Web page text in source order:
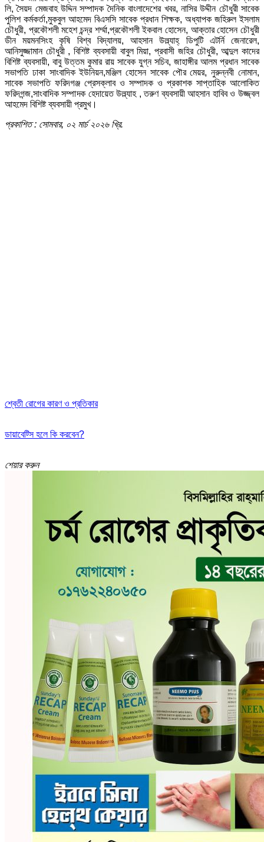
লি, সৈয়দ মেজবাহ উদ্দিন সম্পাদক দৈনিক বাংলাদেশের খবর, নাসির উদ্দীন চৌধুরী সাবেক
পুলিশ কর্মকর্তা,মুকবুল আহমেদ বিএসসি সাবেক প্রধান শিক্ষক, অধ্যাপক জহিরুল ইসলাম
চৌধুরী, প্রকৌশলী মহেশ চন্দ্র শর্ম্মা,প্রকৌশলী ইকবাল হোসেন, আক্তার হোসেন চৌধুরী
ডীন ময়মনসিংহ কৃষি বিশ্ব বিদ্যালয়, আহসান উল্ল্যাহ্ ডিপুটি এটর্নি জেনারেল,
আনিসুজ্জামান চৌধুরী , বিশিষ্ট ব্যবসায়ী বাবুল মিয়া, প্রবাসী জহির চৌধুরী, আব্দুল কাদের
বিশিষ্ট ব্যবসায়ী, বাবু উত্তম কুমার রায় সাবেক যুগ্ন সচিব, জাহাঙ্গীর আলম প্রধান সাবেক
সভাপতি ঢাকা সাংবাদিক ইউনিয়ন,মঞ্জিল হোসেন সাবেক পৌর মেয়র, নুরুন্নবী নোমান,
সাবেক সভাপতি ফরিদগঞ্জ প্রেসক্লাব ও সম্পাদক ও প্রকাশক সাপ্তাহিক আলোকিত
ফরিদগন্জ,সাংবাদিক সম্পাদক হেদায়েত উল্ল্যাহ , তরুণ ব্যবসায়ী আহসান হাবিব ও উজ্জ্বল
আহমেদ বিশিষ্ট ব্যবসায়ী প্রমুখ।
প্রকাশিত : সোমবার, ০২ মার্চ ২০২৬ খ্রি.
শ্বেতী রোগের কারণ ও প্রতিকার
ডায়াবেট্সি হলে কি করবেন?
শেয়ার করুন